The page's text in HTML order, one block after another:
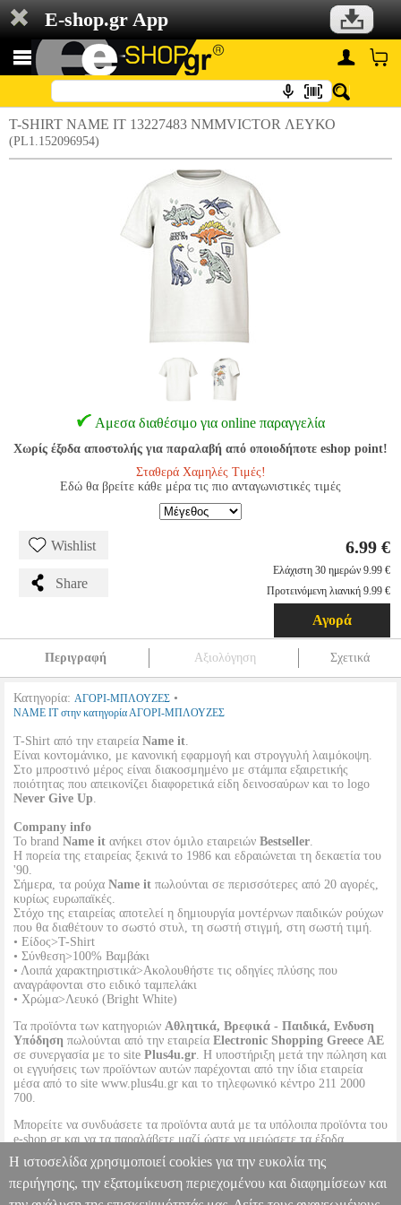
E-shop.gr App
T-SHIRT NAME IT 13227483 NMMVICTOR ΛΕΥΚΟ
(PL1.152096954)
Αμεσα διαθέσιμο για online παραγγελία
Χωρίς έξοδα αποστολής για παραλαβή από οποιοδήποτε eshop point!
Σταθερά Χαμηλές Τιμές!
Εδώ θα βρείτε κάθε μέρα τις πιο ανταγωνιστικές τιμές
Wishlist
Share
6.99 €
Ελάχιστη 30 ημερών 9.99 €
Προτεινόμενη λιανική 9.99 €
Αγορά
Περιγραφή Αξιολόγηση Σχετικά
Κατηγορία: ΑΓΟΡΙ-ΜΠΛΟΥΖΕΣ •
NAME IT στην κατηγορία ΑΓΟΡΙ-ΜΠΛΟΥΖΕΣ
T-Shirt από την εταιρεία Name it.
Είναι κοντομάνικο, με κανονική εφαρμογή και στρογγυλή λαιμόκοψη.
Στο μπροστινό μέρος είναι διακοσμημένο με στάμπα εξαιρετικής
ποιότητας που απεικονίζει διαφορετικά είδη δεινοσαύρων και το logo
Never Give Up.
Company info
Το brand Name it ανήκει στον όμιλο εταιρειών Bestseller.
Η πορεία της εταιρείας ξεκινά το 1986 και εδραιώνεται τη δεκαετία του
'90.
Σήμερα, τα ρούχα Name it πωλούνται σε περισσότερες από 20 αγορές,
κυρίως ευρωπαϊκές.
Στόχο της εταιρείας αποτελεί η δημιουργία μοντέρνων παιδικών ρούχων
που θα διαθέτουν το σωστό στυλ, τη σωστή στιγμή, στη σωστή τιμή.
• Είδος>T-Shirt
• Σύνθεση>100% Βαμβάκι
• Λοιπά χαρακτηριστικά>Ακολουθήστε τις οδηγίες πλύσης που
αναγράφονται στο ειδικό ταμπελάκι
• Χρώμα>Λευκό (Bright White)
Τα προϊόντα των κατηγοριών Αθλητικά, Βρεφικά - Παιδικά, Ενδυση
Υπόδηση πωλούνται από την εταιρεία Electronic Shopping Greece ΑΕ
σε συνεργασία με το site Plus4u.gr. Η υποστήριξη μετά την πώληση και
οι εγγυήσεις των προϊόντων αυτών παρέχονται από την ίδια εταιρεία
μέσα από το site www.plus4u.gr και το τηλεφωνικό κέντρο 211 2000
700.
Μπορείτε να συνδυάσετε τα προϊόντα αυτά με τα υπόλοιπα προϊόντα του
e-shop.gr και να τα παραλάβετε μαζί ώστε να μειώσετε τα έξοδα
αποστολής. Μπορείτε επίσης να παραλάβετε από οποιοδήποτε eshop
point με μηδενικά έξοδα αποστολής ανεξαρτήτως ύψους παραγγελίας!
Η ιστοσελίδα χρησιμοποιεί cookies για την ευκολία της
περιήγησης, την εξατομίκευση περιεχομένου και διαφημίσεων και